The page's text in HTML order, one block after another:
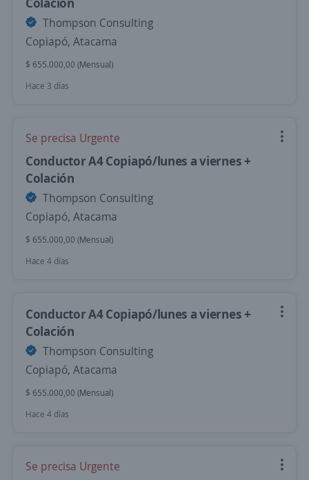
Thompson Consulting
Copiapó, Atacama
$ 655.000,00 (Mensual)
Hace 3 días
Se precisa Urgente
Conductor A4 Copiapó/lunes a viernes +
Colación
Thompson Consulting
Copiapó, Atacama
$ 655.000,00 (Mensual)
Hace 4 días
Conductor A4 Copiapó/lunes a viernes +
Colación
Thompson Consulting
Copiapó, Atacama
$ 655.000,00 (Mensual)
Hace 4 días
Se precisa Urgente